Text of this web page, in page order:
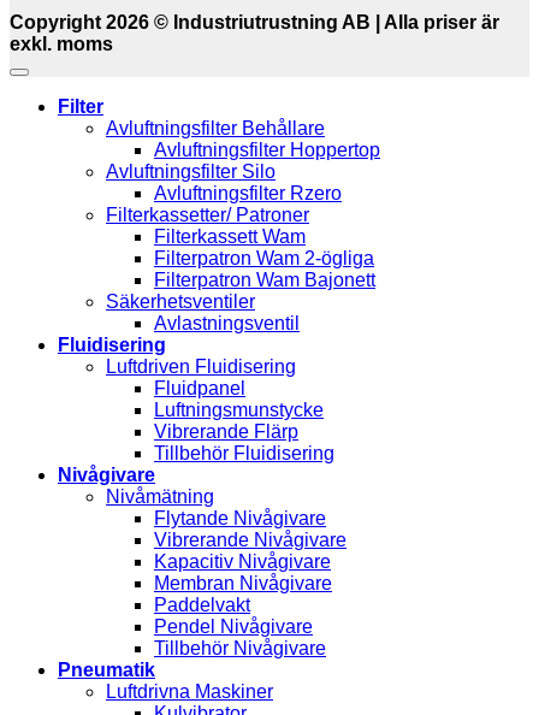
Copyright 2026 © Industriutrustning AB | Alla priser är
exkl. moms
Filter
Avluftningsfilter Behållare
Avluftningsfilter Hoppertop
Avluftningsfilter Silo
Avluftningsfilter Rzero
Filterkassetter/ Patroner
Filterkassett Wam
Filterpatron Wam 2-ögliga
Filterpatron Wam Bajonett
Säkerhetsventiler
Avlastningsventil
Fluidisering
Luftdriven Fluidisering
Fluidpanel
Luftningsmunstycke
Vibrerande Flärp
Tillbehör Fluidisering
Nivågivare
Nivåmätning
Flytande Nivågivare
Vibrerande Nivågivare
Kapacitiv Nivågivare
Membran Nivågivare
Paddelvakt
Pendel Nivågivare
Tillbehör Nivågivare
Pneumatik
Luftdrivna Maskiner